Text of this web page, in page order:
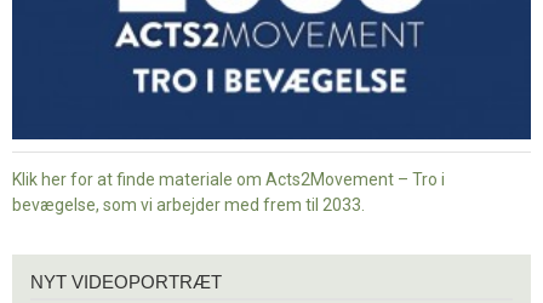
Klik her for at finde materiale om Acts2Movement – Tro i
bevægelse, som vi arbejder med frem til 2033.
videoportræt
NYT VIDEOPORTRÆT